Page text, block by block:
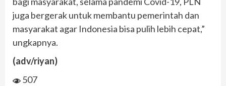
juga bergerak untuk membantu pemerintah dan
masyarakat agar Indonesia bisa pulih lebih cepat,”
ungkapnya.
(adv/riyan)
507